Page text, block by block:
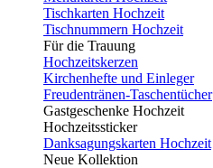
Tischkarten Hochzeit
Tischnummern Hochzeit
Für die Trauung
Hochzeitskerzen
Kirchenhefte und Einleger
Freudentränen-Taschentücher
Gastgeschenke Hochzeit
Hochzeitssticker
Danksagungskarten Hochzeit
Neue Kollektion